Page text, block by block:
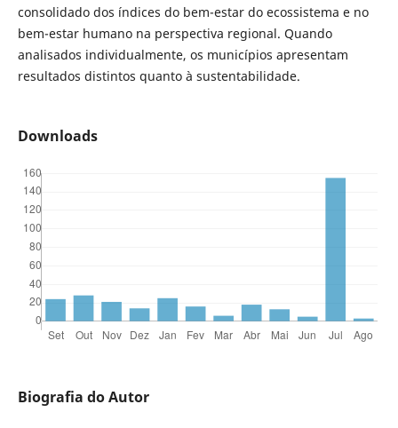
consolidado dos índices do bem-estar do ecossistema e no
bem-estar humano na perspectiva regional. Quando
analisados individualmente, os municípios apresentam
resultados distintos quanto à sustentabilidade.
Downloads
Biografia do Autor